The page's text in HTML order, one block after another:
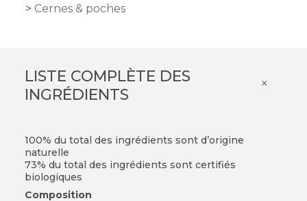
Cernes & poches
LISTE COMPLÈTE DES
INGRÉDIENTS
×
100% du total des ingrédients sont d’origine
naturelle
73% du total des ingrédients sont certifiés
biologiques
Composition